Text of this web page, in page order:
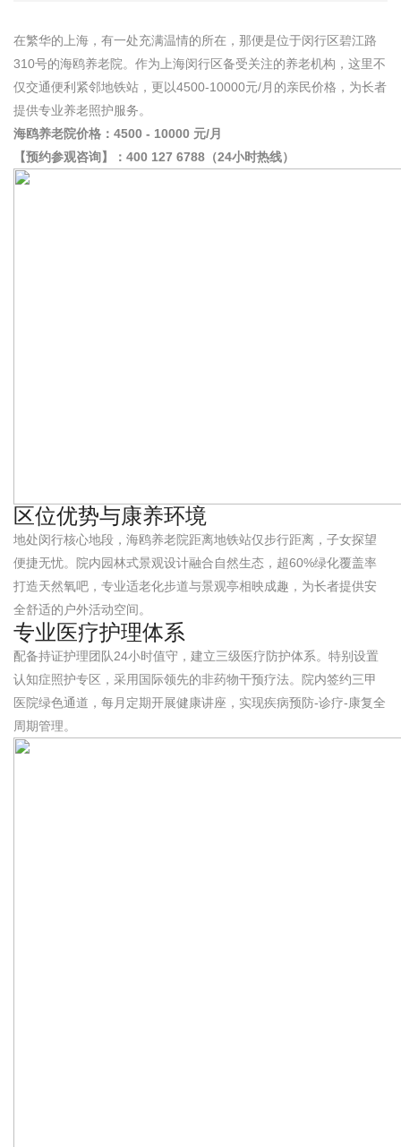
在繁华的上海，有一处充满温情的所在，那便是位于闵行区碧江路
310号的海鸥养老院。作为上海闵行区备受关注的养老机构，这里不
仅交通便利紧邻地铁站，更以4500-10000元/月的亲民价格，为长者
提供专业养老照护服务。
海鸥养老院价格：4500 - 10000 元/月
【预约参观咨询】：400 127 6788（24小时热线）
区位优势与康养环境
地处闵行核心地段，海鸥养老院距离地铁站仅步行距离，子女探望
便捷无忧。院内园林式景观设计融合自然生态，超60%绿化覆盖率
打造天然氧吧，专业适老化步道与景观亭相映成趣，为长者提供安
全舒适的户外活动空间。
专业医疗护理体系
配备持证护理团队24小时值守，建立三级医疗防护体系。特别设置
认知症照护专区，采用国际领先的非药物干预疗法。院内签约三甲
医院绿色通道，每月定期开展健康讲座，实现疾病预防-诊疗-康复全
周期管理。